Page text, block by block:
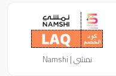
نمشي | Namshi